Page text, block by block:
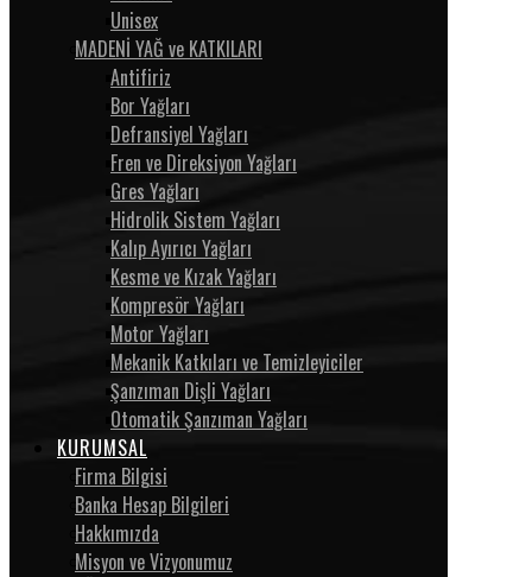
Unisex
MADENİ YAĞ ve KATKILARI
Antifiriz
Bor Yağları
Defransiyel Yağları
Fren ve Direksiyon Yağları
Gres Yağları
Hidrolik Sistem Yağları
Kalıp Ayırıcı Yağları
Kesme ve Kızak Yağları
Kompresör Yağları
Motor Yağları
Mekanik Katkıları ve Temizleyiciler
Şanzıman Dişli Yağları
Otomatik Şanzıman Yağları
KURUMSAL
Firma Bilgisi
Banka Hesap Bilgileri
Hakkımızda
Misyon ve Vizyonumuz